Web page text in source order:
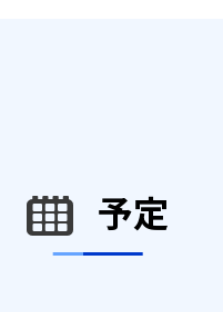
予定